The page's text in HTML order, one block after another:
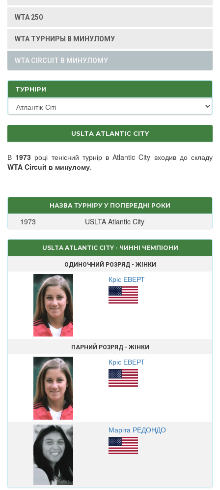
WTA 250
WTA ТУРНИРЫ В МИНУЛОМУ
WTA CIRCUIT В МИНУЛОМУ
ТУРНІРИ
USLTA ATLANTIC CITY
В 1973 році тенісний турнір в Atlantic City входив до складу
WTA Circuit в минулому.
НАЗВА ТУРНІРУ У ПОПЕРЕДНІ РОКИ
1973 USLTA Atlantic City
USLTA ATLANTIC CITY - ЧИННІ ЧЕМПІОНИ
ОДИНОЧНИЙ РОЗРЯД - ЖІНКИ
Кріс ЕВЕРТ
ПАРНИЙ РОЗРЯД - ЖІНКИ
Кріс ЕВЕРТ
Маріта РЕДОНДО